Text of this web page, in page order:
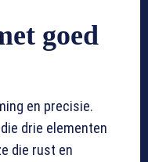
goed
en precisie.
drie elementen
die rust en